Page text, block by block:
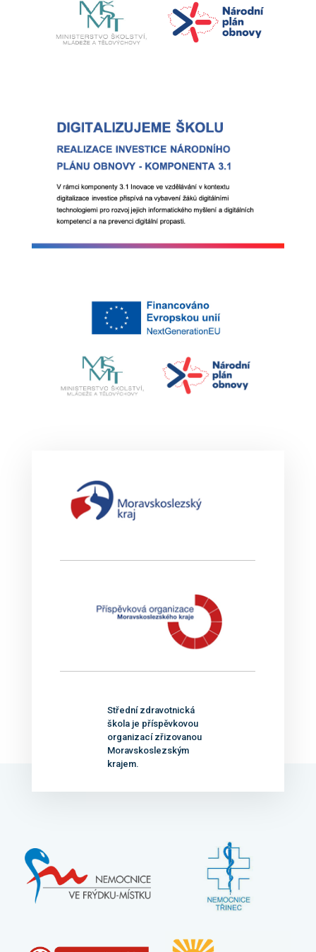
Střední zdravotnická
škola je příspěvkovou
organizací zřizovanou
Moravskoslezským
krajem.